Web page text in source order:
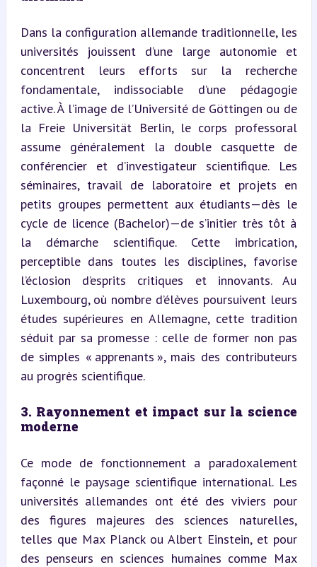
Dans la configuration allemande traditionnelle, les
universités jouissent d’une large autonomie et
concentrent leurs efforts sur la recherche
fondamentale, indissociable d’une pédagogie
active. À l’image de l’Université de Göttingen ou de
la Freie Universität Berlin, le corps professoral
assume généralement la double casquette de
conférencier et d’investigateur scientifique. Les
séminaires, travail de laboratoire et projets en
petits groupes permettent aux étudiants—dès le
cycle de licence (Bachelor)—de s’initier très tôt à
la démarche scientifique. Cette imbrication,
perceptible dans toutes les disciplines, favorise
l’éclosion d’esprits critiques et innovants. Au
Luxembourg, où nombre d’élèves poursuivent leurs
études supérieures en Allemagne, cette tradition
séduit par sa promesse : celle de former non pas
de simples « apprenants », mais des contributeurs
au progrès scientifique.
3. Rayonnement et impact sur la science
moderne
Ce mode de fonctionnement a paradoxalement
façonné le paysage scientifique international. Les
universités allemandes ont été des viviers pour
des figures majeures des sciences naturelles,
telles que Max Planck ou Albert Einstein, et pour
des penseurs en sciences humaines comme Max